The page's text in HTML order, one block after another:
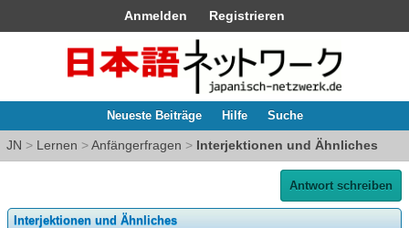
Anmelden Registrieren
Neueste Beiträge Hilfe Suche
JN > Lernen >Anfängerfragen > Interjektionen und Ähnliches
Antwort schreiben
Interjektionen und Ähnliches